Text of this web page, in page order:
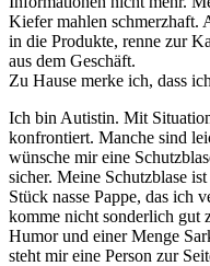
Kiefer mahlen schmerzhaft.
in die Produkte, renne zur
aus dem Geschäft.
Zu Hause merke ich, dass
Ich bin Autistin. Mit
konfrontiert. Manche sind
wünsche mir eine
sicher. Meine Schutzblase
Stück nasse Pappe, das ich
komme nicht sonderlich gut
Humor und einer Menge
steht mir eine Person zur